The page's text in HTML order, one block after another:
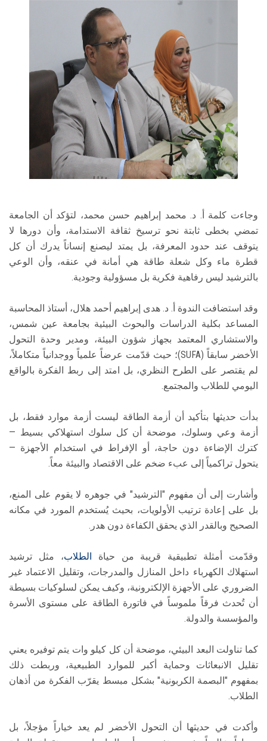
​وجاءت كلمة أ. د. محمد إبراهيم حسن محمد، لتؤكد أن الجامعة
تمضي بخطى ثابتة نحو ترسيخ ثقافة الاستدامة، وأن دورها لا
يتوقف عند حدود المعرفة، بل يمتد ليصنع إنساناً يدرك أن كل
قطرة ماء وكل شعلة طاقة هي أمانة في عنقه، وأن الوعي
بالترشيد ليس رفاهية فكرية بل مسؤولية وجودية.
​وقد استضافت الندوة أ. د. هدى إبراهيم أحمد هلال، أستاذ المحاسبة
المساعد بكلية الدراسات والبحوث البيئية بجامعة عين شمس،
والاستشاري المعتمد بجهاز شؤون البيئة، ومدير وحدة التحول
الأخضر سابقاً (SUFA)؛ حيث قدّمت عرضاً علمياً ووجدانياً متكاملاً،
لم يقتصر على الطرح النظري، بل امتد إلى ربط الفكرة بالواقع
اليومي للطلاب والمجتمع.
​بدأت حديثها بتأكيد أن أزمة الطاقة ليست أزمة موارد فقط، بل
أزمة وعي وسلوك، موضحة أن كل سلوك استهلاكي بسيط —
كترك الإضاءة دون حاجة، أو الإفراط في استخدام الأجهزة —
يتحول تراكمياً إلى عبء ضخم على الاقتصاد والبيئة معاً.
وأشارت إلى أن مفهوم "الترشيد" في جوهره لا يقوم على المنع،
بل على إعادة ترتيب الأولويات، بحيث يُستخدم المورد في مكانه
الصحيح وبالقدر الذي يحقق الكفاءة دون هدر.
​وقدّمت أمثلة تطبيقية قريبة من حياة الطلاب، مثل ترشيد
استهلاك الكهرباء داخل المنازل والمدرجات، وتقليل الاعتماد غير
الضروري على الأجهزة الإلكترونية، وكيف يمكن لسلوكيات بسيطة
أن تُحدث فرقاً ملموساً في فاتورة الطاقة على مستوى الأسرة
والمؤسسة والدولة.
كما تناولت البعد البيئي، موضحة أن كل كيلو وات يتم توفيره يعني
تقليل الانبعاثات وحماية أكبر للموارد الطبيعية، وربطت ذلك
بمفهوم "البصمة الكربونية" بشكل مبسط يقرّب الفكرة من أذهان
الطلاب.
​وأكدت في حديثها أن التحول الأخضر لم يعد خياراً مؤجلاً، بل